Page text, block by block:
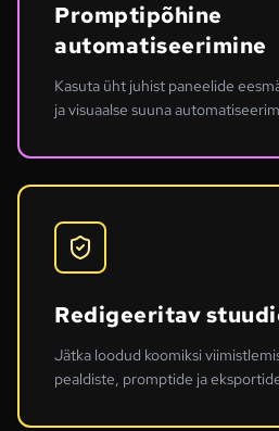
Promptipõhine
automatiseerimine
Kasuta üht juhist paneelide
ja visuaalse suuna
Redigeeritav
Jätka loodud koomiksi
pealdiste, promptide ja